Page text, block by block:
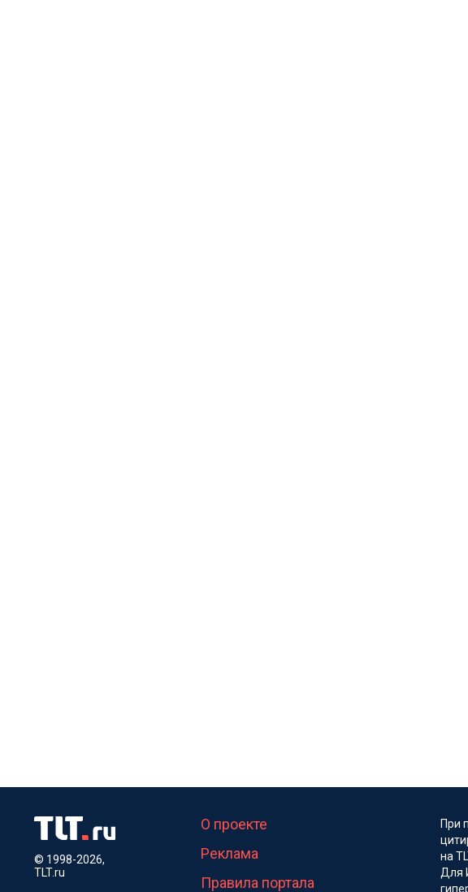
© 1998-2026,
TLT.ru
О проекте
Реклама
Правила портала
При
на
Для